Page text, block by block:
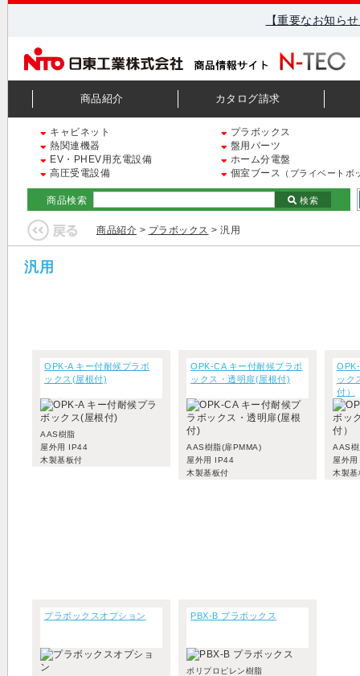
【重要なお知ら
商品紹介 カタログ請求
キャビネット
プラボックス
熱関連機器
盤用パーツ
EV・PHEV用充電設備
ホーム分電盤
高圧受電設備
個室ブース （プライベートボ
商品検索 検索
商品紹介 > プラボックス > 汎用
汎用
OPK-A キー付耐候プラボ
ックス(屋根付)
AAS樹脂
屋外用 IP44
木製基板付
OPK-CA キー付耐候プラボ
ックス・透明扉(屋根付)
AAS樹脂(扉PMMA)
屋外用 IP44
木製基板付
ック
付）
AAS
屋外
木製基
プラボックスオプション PBX-B プラボックス
ポリプロピレン樹脂